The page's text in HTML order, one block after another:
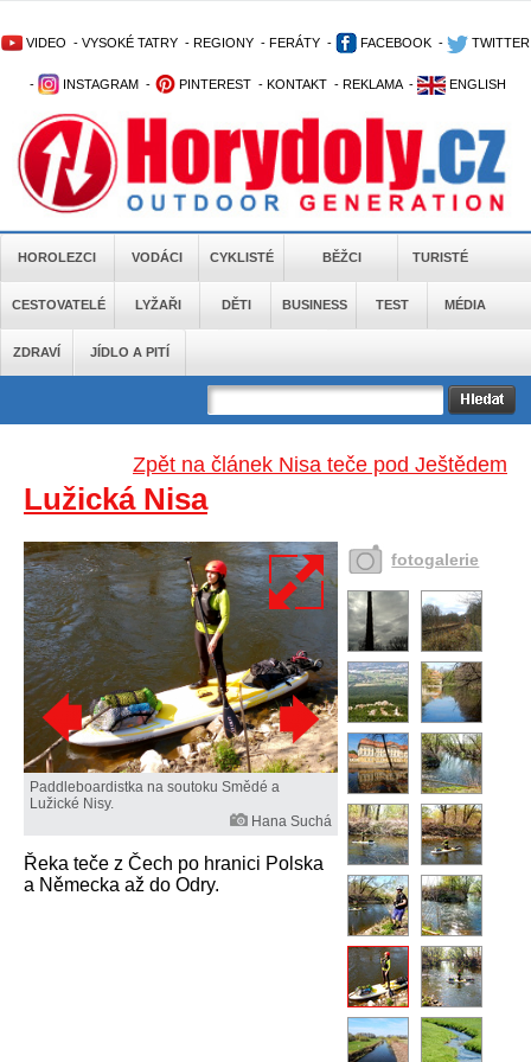
VIDEO - VYSOKÉ TATRY - REGIONY - FERÁTY - FACEBOOK - TWITTER
- INSTAGRAM - PINTEREST - KONTAKT - REKLAMA - ENGLISH
HOROLEZCI VODÁCI CYKLISTÉ BĚŽCI TURISTÉ
CESTOVATELÉ LYŽAŘI DĚTI BUSINESS TEST MÉDIA
ZDRAVÍ JÍDLO A PITÍ
Zpět na článek Nisa teče pod Ještědem
Lužická Nisa
Paddleboardistka na soutoku Smědé a
Lužické Nisy.
Hana Suchá
Řeka teče z Čech po hranici Polska
a Německa až do Odry.
fotogalerie